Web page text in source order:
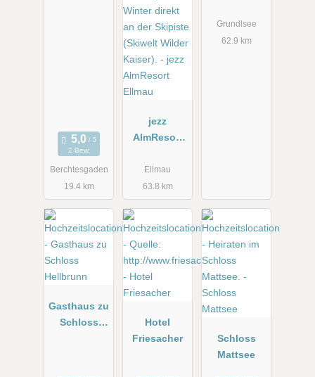
2 Bew.
Berchtesgaden
19.4 km
jezz
AlmResort
Ellmau
63.8 km
Grundlsee
62.9 km
Gasthaus zu
Schloss
Hotel
Friesacher
Schloss
Mattsee